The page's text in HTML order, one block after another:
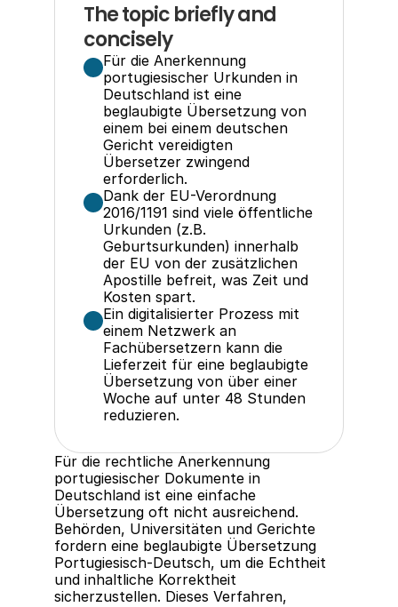
The topic briefly and
concisely
Für die Anerkennung
portugiesischer Urkunden in
Deutschland ist eine
beglaubigte Übersetzung von
einem bei einem deutschen
Gericht vereidigten
Übersetzer zwingend
erforderlich.
Dank der EU-Verordnung
2016/1191 sind viele öffentliche
Urkunden (z.B.
Geburtsurkunden) innerhalb
der EU von der zusätzlichen
Apostille befreit, was Zeit und
Kosten spart.
Ein digitalisierter Prozess mit
einem Netzwerk an
Fachübersetzern kann die
Lieferzeit für eine beglaubigte
Übersetzung von über einer
Woche auf unter 48 Stunden
reduzieren.
Für die rechtliche Anerkennung
portugiesischer Dokumente in
Deutschland ist eine einfache
Übersetzung oft nicht ausreichend.
Behörden, Universitäten und Gerichte
fordern eine beglaubigte Übersetzung
Portugiesisch-Deutsch, um die Echtheit
und inhaltliche Korrektheit
sicherzustellen. Dieses Verfahren,